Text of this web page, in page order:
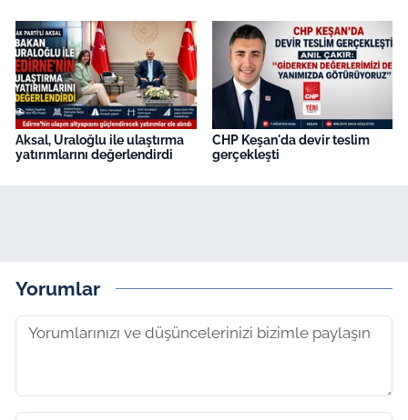
Aksal, Uraloğlu ile ulaştırma
yatırımlarını değerlendirdi
CHP Keşan'da devir teslim
gerçekleşti
Yorumlar